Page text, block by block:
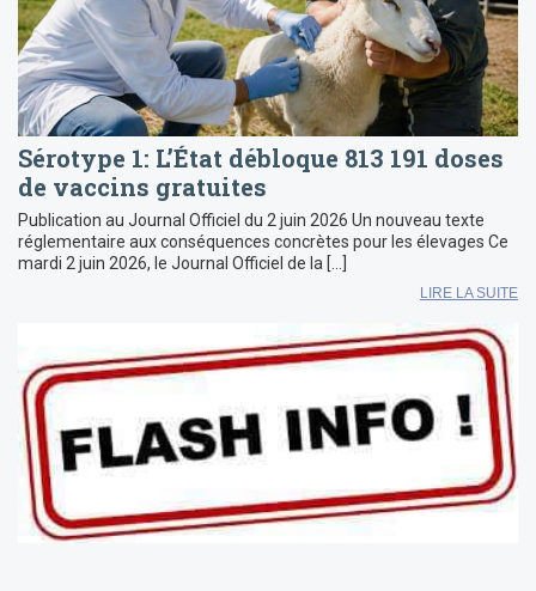
Sérotype 1: L’État débloque 813 191 doses
de vaccins gratuites
Publication au Journal Officiel du 2 juin 2026 Un nouveau texte
réglementaire aux conséquences concrètes pour les élevages Ce
mardi 2 juin 2026, le Journal Officiel de la […]
LIRE LA SUITE